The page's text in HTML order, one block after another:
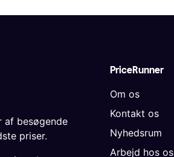
PriceRunner
Om os
Kontakt os
Nyhedsrum
Arbejd hos os
af besøgende
priser.